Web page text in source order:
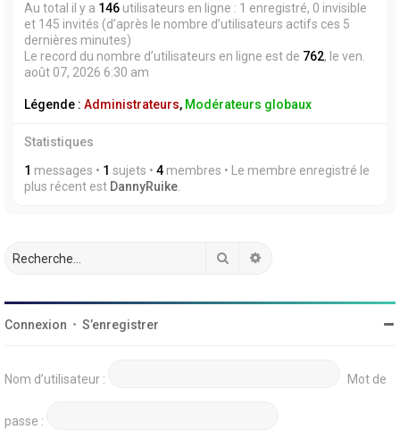
Au total il y a 146 utilisateurs en ligne : 1 enregistré, 0 invisible
et 145 invités (d’après le nombre d’utilisateurs actifs ces 5
dernières minutes)
Le record du nombre d’utilisateurs en ligne est de 762, le ven.
août 07, 2026 6:30 am
Légende : Administrateurs, Modérateurs globaux
Statistiques
1 messages • 1 sujets • 4 membres • Le membre enregistré le
plus récent est DannyRuike
Rechercher
Connexion • S’enregistrer
Nom d’utilisateur : Mot de
passe :